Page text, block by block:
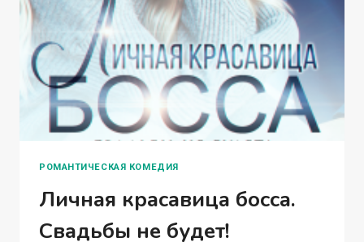
РОМАНТИЧЕСКАЯ КОМЕДИЯ
Личная красавица босса.
Свадьбы не будет!